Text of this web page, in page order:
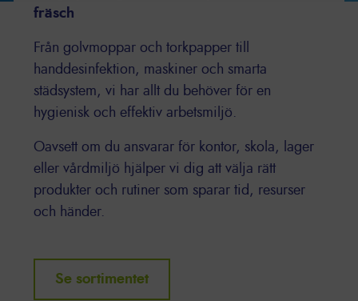
fräsch
Från golvmoppar och torkpapper till
handdesinfektion, maskiner och smarta
städsystem, vi har allt du behöver för en
hygienisk och effektiv arbetsmiljö.
Oavsett om du ansvarar för kontor, skola, lager
eller vårdmiljö hjälper vi dig att välja rätt
produkter och rutiner som sparar tid, resurser
och händer.
Se sortimentet